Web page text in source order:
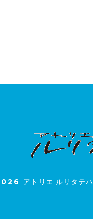
アトリエ ルリタテハ